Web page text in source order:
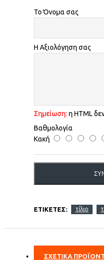
Το Όνομα σας
Η Αξιολόγηση σας
Σημείωση: η HTML
Βαθμολογία
Κακή
ΕΤΙΚΈΤΕΣ: τίλιο
ΣΧΕΤΙΚΑ